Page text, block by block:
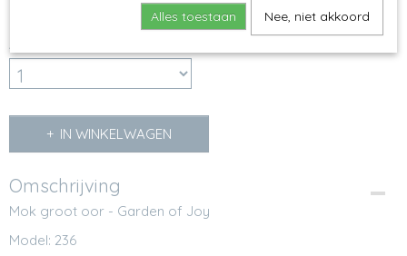
Aantal
IN WINKELWAGEN
Omschrijving
Mok groot oor - Garden of Joy
Model: 236
Alles toestaan Nee, niet akkoord